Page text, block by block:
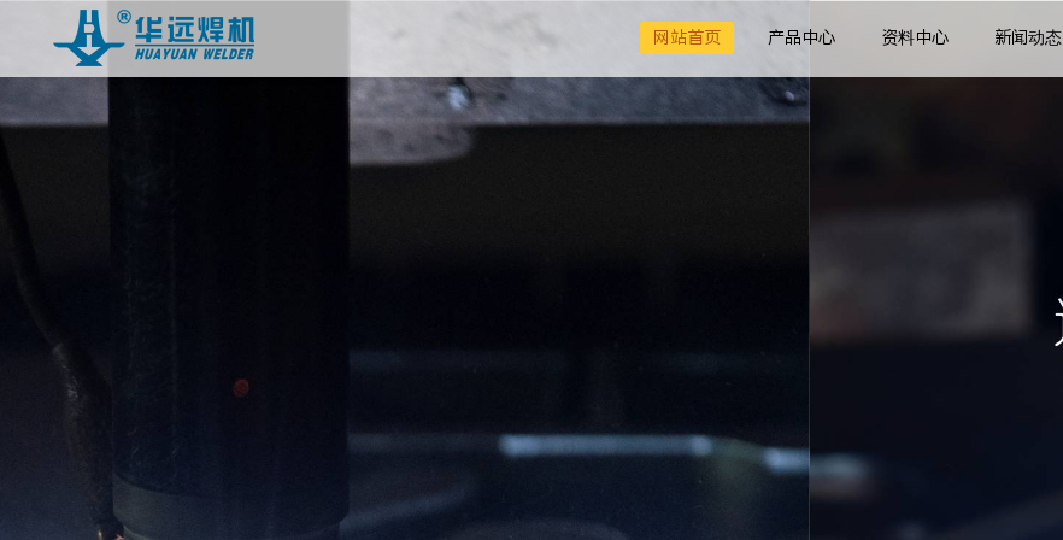
网站首页 产品中心 资料中心 新闻动态